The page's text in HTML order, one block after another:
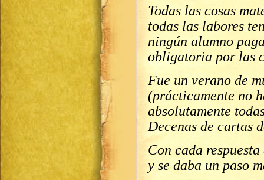
Todas las cosas
todas las labores
ningún alumno
obligatoria por las
Fue un verano de
(prácticamente no
absolutamente
Decenas de cartas
Con cada
y se daba un paso